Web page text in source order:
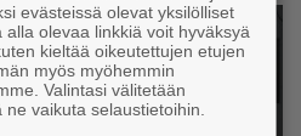
evästeissä olevat yksilölliset
olevaa linkkiä voit hyväksyä
kieltää oikeutettujen etujen
myös myöhemmin
Valintasi välitetään
vaikuta selaustietoihin.